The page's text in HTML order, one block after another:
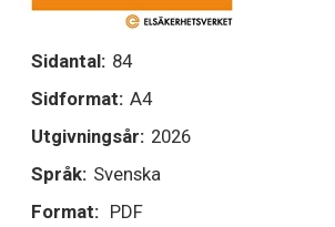
Sidantal: 84
Sidformat: A4
Utgivningsår: 2026
Språk: Svenska
Format: PDF